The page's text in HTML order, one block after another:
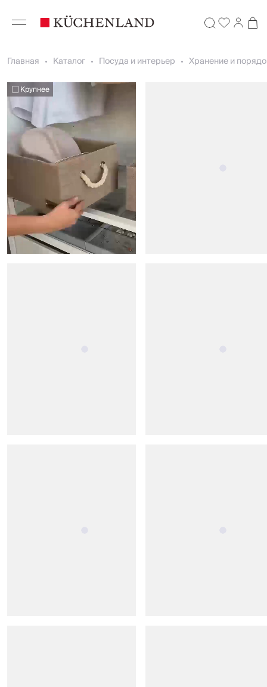
Главная Каталог Посуда и интерьер Хранение и
Крупнее